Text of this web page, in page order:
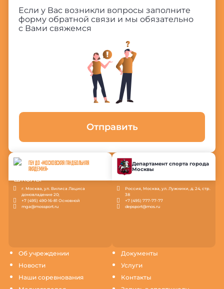
Об учреждении
Новости
Наши соревнования
Документы
Услуги
Контакты
Если у Вас возникли вопросы заполните
форму обратной связи и мы обязательно
с Вами свяжемся
Отправить
ГБУ ДО «МОСКОВСКАЯ ГАНДБОЛЬНАЯ
АКАДЕМИЯ»
г. Москва, ул. Вилиса Лациса
домовладение 20;
+7 (495) 490-16-81 Основной
mga@mossport.ru
Департамент спорта города
Москвы
Россия, Москва, ул. Лужники, д. 24, стр.
38
+7 (495) 777-77-77
depsport@mos.ru